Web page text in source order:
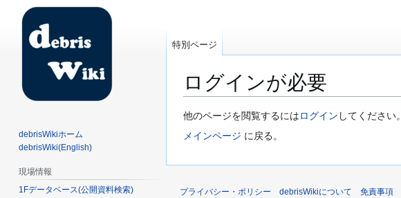
ログインが必要
ナ
ビ
ョ
検
索
他のページを閲覧するにはログイン してください。
メインページ に戻る。
特別ページ
debrisWikiホーム
debrisWiki(English)
現場情報
1Fデータベース(公開資料検索)
プライバシー・ポリシー debrisWikiについて 免責事項